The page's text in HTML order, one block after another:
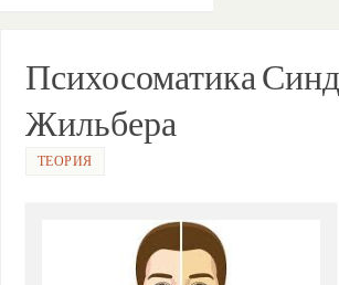
Психосоматика
Жильбера
ТЕОРИЯ